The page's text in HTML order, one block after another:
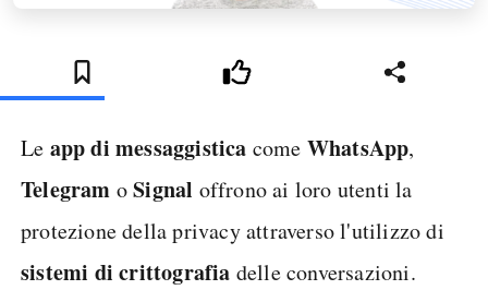
Le app di messaggistica come WhatsApp,
Telegram oSignal offrono ai loro utenti la
protezione della privacy attraverso l'utilizzo di
sistemi di crittografia delle conversazioni.